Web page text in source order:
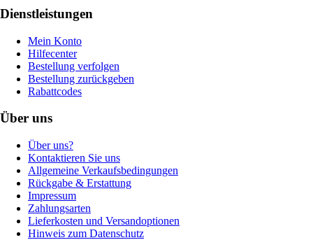
Dienstleistungen
Mein Konto
Hilfecenter
Bestellung verfolgen
Bestellung zurückgeben
Rabattcodes
Über uns
Über uns?
Kontaktieren Sie uns
Allgemeine Verkaufsbedingungen
Rückgabe & Erstattung
Impressum
Zahlungsarten
Lieferkosten und Versandoptionen
Hinweis zum Datenschutz